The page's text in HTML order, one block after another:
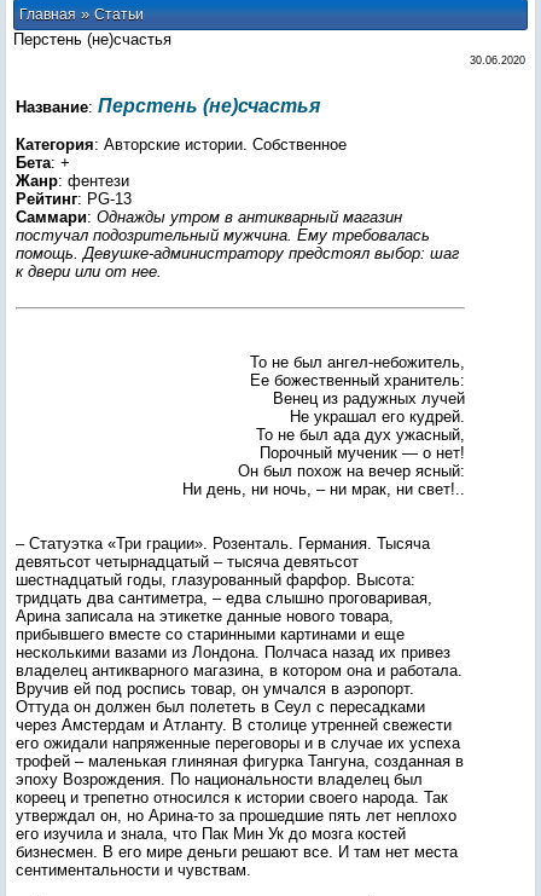
Главная»Статьи
Перстень (не)счастья
30.06.2020
Название: Перстень (не)счастья
Категория: Авторские истории. Собственное
Бета: +
Жанр: фентези
Рейтинг: PG-13
Саммари: Однажды утром в антикварный магазин
постучал подозрительный мужчина. Ему требовалась
помощь. Девушке-администратору предстоял выбор: шаг
к двери или от нее.
То не был ангел-небожитель,
Ее божественный хранитель:
Венец из радужных лучей
Не украшал его кудрей.
То не был ада дух ужасный,
Порочный мученик — о нет!
Он был похож на вечер ясный:
Ни день, ни ночь, – ни мрак, ни свет!..
– Статуэтка «Три грации». Розенталь. Германия. Тысяча
девятьсот четырнадцатый – тысяча девятьсот
шестнадцатый годы, глазурованный фарфор. Высота:
тридцать два сантиметра, – едва слышно проговаривая,
Арина записала на этикетке данные нового товара,
прибывшего вместе со старинными картинами и еще
несколькими вазами из Лондона. Полчаса назад их привез
владелец антикварного магазина, в котором она и работала.
Вручив ей под роспись товар, он умчался в аэропорт.
Оттуда он должен был полететь в Сеул с пересадками
через Амстердам и Атланту. В столице утренней свежести
его ожидали напряженные переговоры и в случае их успеха
трофей – маленькая глиняная фигурка Тангуна, созданная в
эпоху Возрождения. По национальности владелец был
кореец и трепетно относился к истории своего народа. Так
утверждал он, но Арина-то за прошедшие пять лет неплохо
его изучила и знала, что Пак Мин Ук до мозга костей
бизнесмен. В его мире деньги решают все. И там нет места
сентиментальности и чувствам.